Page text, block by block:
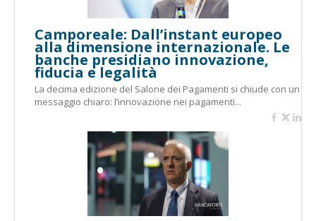
Camporeale: Dall’instant europeo
alla dimensione internazionale. Le
banche presidiano innovazione,
fiducia e legalità
La decima edizione del Salone dei Pagamenti si chiude con un
messaggio chiaro: l’innovazione nei pagamenti...